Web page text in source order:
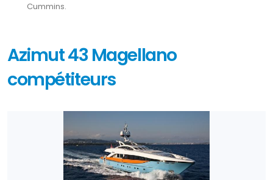
Cummins.
Azimut 43 Magellano
compétiteurs